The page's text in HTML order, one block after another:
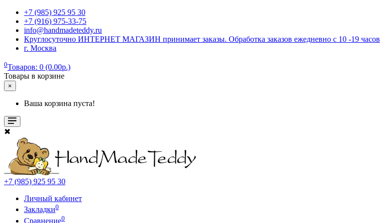
+7 (985) 925 95 30
+7 (916) 975-33-75
info@handmadeteddy.ru
Круглосуточно ИНТЕРНЕТ МАГАЗИН принимает заказы. Обработка заказов ежедневно с 10 -19 часов
г. Москва
0Товаров: 0 (0.00р.)
Товары в корзине
×
Ваша корзина пуста!
✖
+7 (985) 925 95 30
Личный кабинет
Закладки0
Сравнение0